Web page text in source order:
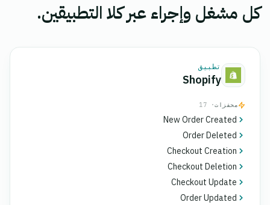
كل مشغل وإجراء عبر كلا التطبيقين.
تطبيق
Shopify
محفزات· 17
New Order Created
Order Deleted
Checkout Creation
Checkout Deletion
Checkout Update
Order Updated